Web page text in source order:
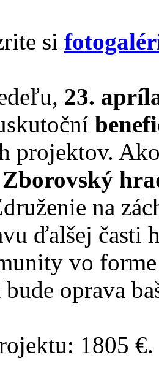
si
23.
projektov.
Zborovský
na
ďalšej časti
vo
oprava
1805 €.